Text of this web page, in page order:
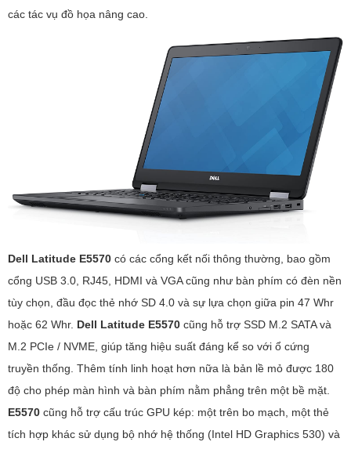
các tác vụ đồ họa nâng cao.
Dell Latitude E5570 có các cổng kết nối thông thường, bao gồm
cổng USB 3.0, RJ45, HDMI và VGA cũng như bàn phím có đèn nền
tùy chọn, đầu đọc thẻ nhớ SD 4.0 và sự lựa chọn giữa pin 47 Whr
hoặc 62 Whr. Dell Latitude E5570 cũng hỗ trợ SSD M.2 SATA và
M.2 PCIe / NVME, giúp tăng hiệu suất đáng kể so với ổ cứng
truyền thống. Thêm tính linh hoạt hơn nữa là bản lề mỏ được 180
độ cho phép màn hình và bàn phím nằm phẳng trên một bề mặt.
E5570 cũng hỗ trợ cấu trúc GPU kép: một trên bo mạch, một thẻ
tích hợp khác sử dụng bộ nhớ hệ thống (Intel HD Graphics 530) và